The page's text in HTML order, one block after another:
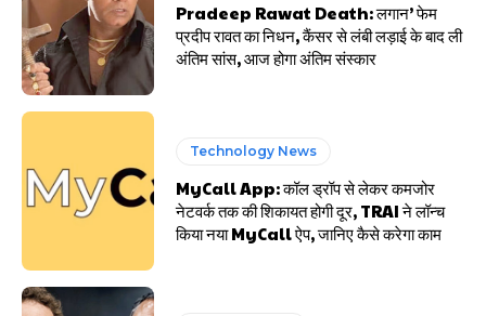
Pradeep Rawat Death: लगान’ फेम
प्रदीप रावत का निधन, कैंसर से लंबी लड़ाई के बाद ली
अंतिम सांस, आज होगा अंतिम संस्कार
Technology News
MyCall App: कॉल ड्रॉप से लेकर कमजोर
नेटवर्क तक की शिकायत होगी दूर, TRAI ने लॉन्च
किया नया MyCall ऐप, जानिए कैसे करेगा काम